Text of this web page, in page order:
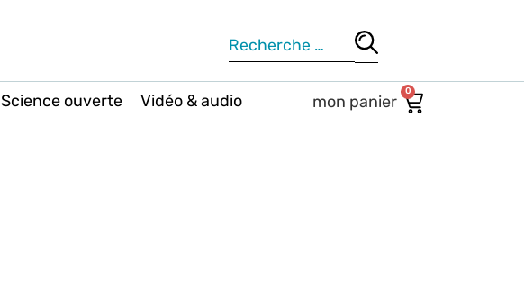
Science ouverte Vidéo & audio 0